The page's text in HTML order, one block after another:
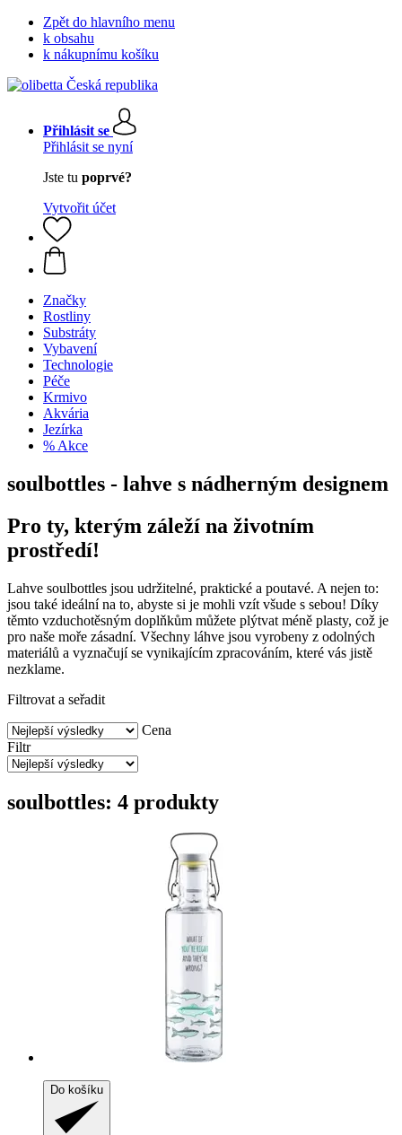
Zpět do hlavního menu
k obsahu
k nákupnímu košíku
Přihlásit se
Přihlásit se nyní
Jste tu poprvé?
Vytvořit účet
Značky
Rostliny
Substráty
Vybavení
Technologie
Péče
Krmivo
Akvária
Jezírka
% Akce
soulbottles - lahve s nádherným designem
Pro ty, kterým záleží na životním
prostředí!
Lahve soulbottles jsou udržitelné, praktické a poutavé. A nejen to:
jsou také ideální na to, abyste si je mohli vzít všude s sebou! Díky
těmto vzduchotěsným doplňkům můžete plýtvat méně plasty, což je
pro naše moře zásadní. Všechny láhve jsou vyrobeny z odolných
materiálů a vyznačují se vynikajícím zpracováním, které vás jistě
nezklame.
Filtrovat a seřadit
Cena
Filtr
soulbottles: 4 produkty
Do košíku